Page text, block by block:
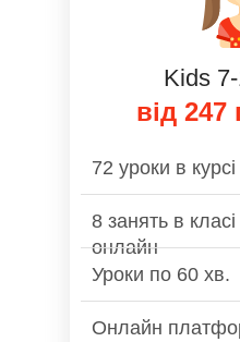
Kids 7-
72 уроки в курсі
8 занять в
онлайн
Уроки по 60 хв.
Онлайн
від 247